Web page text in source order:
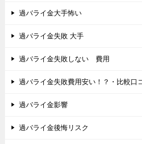
過バライ金大手怖い
過バライ金失敗 大手
過バライ金失敗しない 費用
過バライ金失敗費用安い！？・比較口
過バライ金影響
過バライ金後悔リスク